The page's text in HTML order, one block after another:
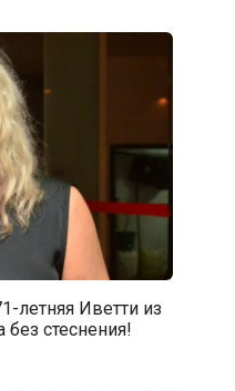
летняя Иветти из
без стеснения!